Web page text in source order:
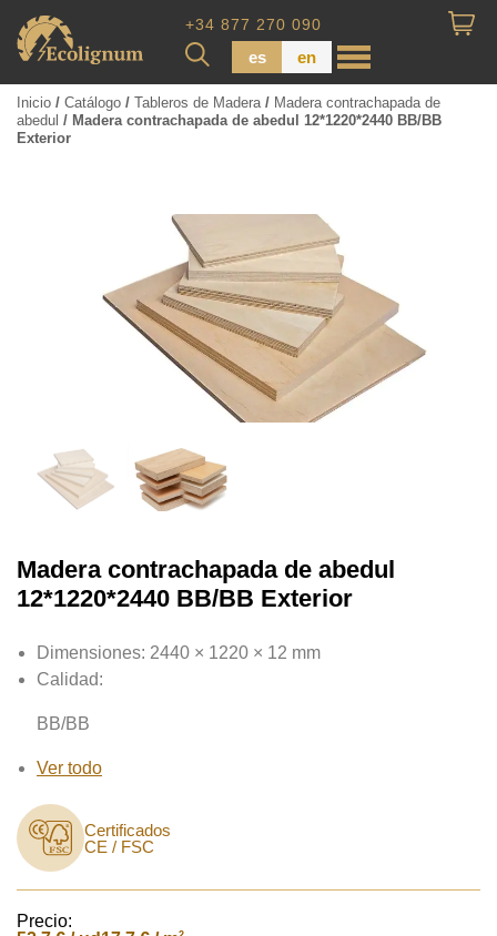
+34 877 270 090
es en
Madera impregnada
Tableros de Madera
Tablo calibrada
Inicio / Catálogo / Tableros de Madera/ Madera contrachapada de
abedul / Madera contrachapada de abedul 12*1220*2440 BB/BB
Exterior
Madera contrachapada de abedul
12*1220*2440 BB/BB Exterior
Dimensiones: 2440 × 1220 × 12 mm
Calidad:
BB/BB
Ver todo
Certificados
CE / FSC
Precio: